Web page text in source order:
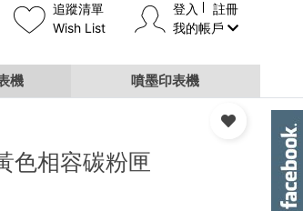
追蹤清單
Wish List
登入
註冊
我的帳戶
機 噴墨印表機
色相容碳粉匣